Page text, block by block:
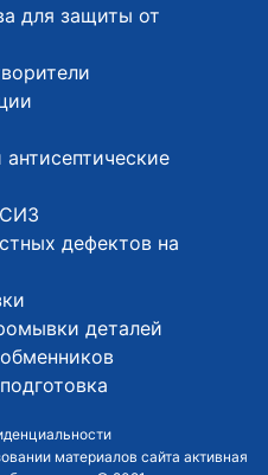
для защиты от
дефектов на
деталей
материалов сайта активная